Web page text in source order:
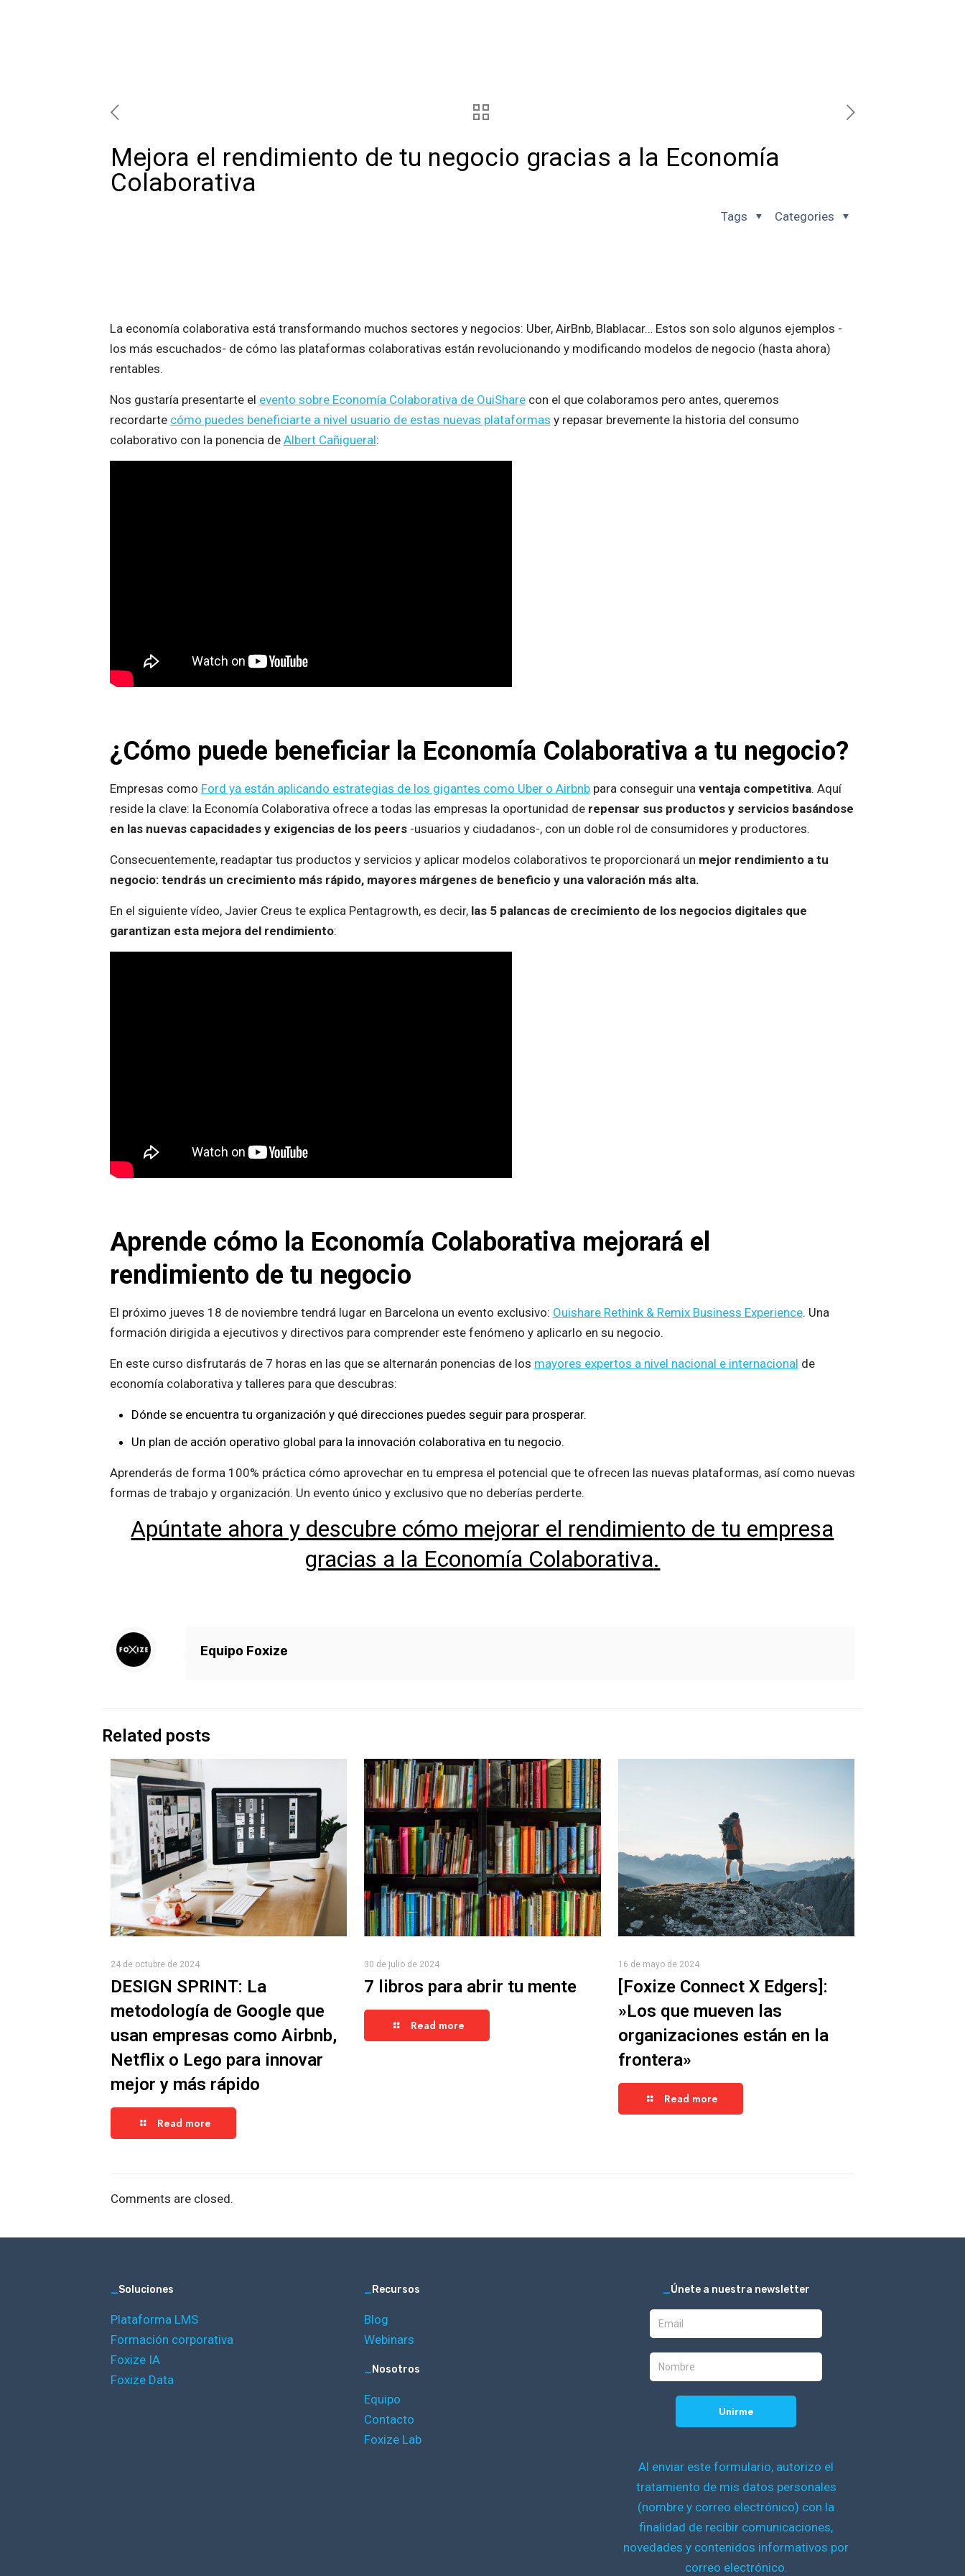
Mejora el rendimiento de tu negocio gracias a la Economía
Colaborativa
Categories
Tags
La economía colaborativa está transformando muchos sectores y negocios: Uber, AirBnb, Blablacar… Estos son solo algunos ejemplos -
los más escuchados- de cómo las plataformas colaborativas están revolucionando y modificando modelos de negocio (hasta ahora)
rentables.
Nos gustaría presentarte el evento sobre Economía Colaborativa de OuiSharecon el que colaboramos pero antes, queremos
recordarte cómo puedes beneficiarte a nivel usuario de estas nuevas plataformas y repasar brevemente la historia del consumo
colaborativo con la ponencia de Albert Cañigueral:
¿Cómo puede beneficiar la Economía Colaborativa a tu negocio?
Empresas como Ford ya están aplicando estrategias de los gigantes como Uber o Airbnbpara conseguir una ventaja competitiva. Aquí
reside la clave: la Economía Colaborativa ofrece a todas las empresas la oportunidad de repensar sus productos y servicios basándose
en las nuevas capacidades y exigencias de los peers-usuarios y ciudadanos-, con un doble rol de consumidores y productores.
Consecuentemente, readaptar tus productos y servicios y aplicar modelos colaborativos te proporcionará un mejor rendimiento a tu
negocio: tendrás un crecimiento más rápido, mayores márgenes de beneficio y una valoración más alta.
En el siguiente vídeo, Javier Creus te explica Pentagrowth, es decir,las 5 palancas de crecimiento de los negocios digitales que
garantizan esta mejora del rendimiento:
Aprende cómo la Economía Colaborativa mejorará el
rendimiento de tu negocio
El próximo jueves 18 de noviembre tendrá lugar en Barcelona un evento exclusivo: Ouishare Rethink & Remix Business Experience. Una
formación dirigida a ejecutivos y directivos para comprender este fenómeno y aplicarlo en su negocio.
En este curso disfrutarás de 7 horas en las que se alternarán ponencias de los mayores expertos a nivel nacional e internacional de
economía colaborativa y talleres para que descubras:
Dónde se encuentra tu organización y qué direcciones puedes seguir para prosperar.
Un plan de acción operativo global para la innovación colaborativa en tu negocio.
Aprenderás de forma 100% práctica cómo aprovechar en tu empresa el potencial que te ofrecen las nuevas plataformas, así como nuevas
formas de trabajo y organización. Un evento único y exclusivo que no deberías perderte.
Apúntate ahora y descubre cómo mejorar el rendimiento de tu empresa
gracias a la Economía Colaborativa.
Equipo Foxize
Related posts
24 de octubre de 2024
DESIGN SPRINT: La
metodología de Google que
usan empresas como Airbnb,
Netflix o Lego para innovar
mejor y más rápido
Read more
30 de julio de 2024
7 libros para abrir tu mente
Read more
16 de mayo de 2024
[Foxize Connect X Edgers]:
»Los que mueven las
organizaciones están en la
frontera»
Read more
Comments are closed.
_Soluciones
Plataforma LMS
Formación corporativa
Foxize IA
Foxize Data
_Recursos
Blog
Webinars
_Nosotros
Equipo
Contacto
Foxize Lab
_Únete a nuestra newsletter
Al enviar este formulario, autorizo el
tratamiento de mis datos personales
(nombre y correo electrónico) con la
finalidad de recibir comunicaciones,
novedades y contenidos informativos por
correo electrónico.